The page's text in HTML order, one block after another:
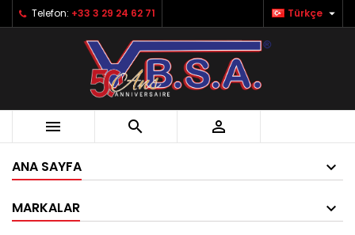
Telefon: +33 3 29 24 62 71 Türkçe 
  
ANA SAYFA
MARKALAR